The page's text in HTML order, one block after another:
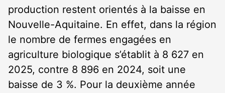
production restent orientés à la baisse en
Nouvelle-Aquitaine. En effet, dans la région
le nombre de fermes engagées en
agriculture biologique s’établit à 8 627 en
2025, contre 8 896 en 2024, soit une
baisse de 3 %. Pour la deuxième année